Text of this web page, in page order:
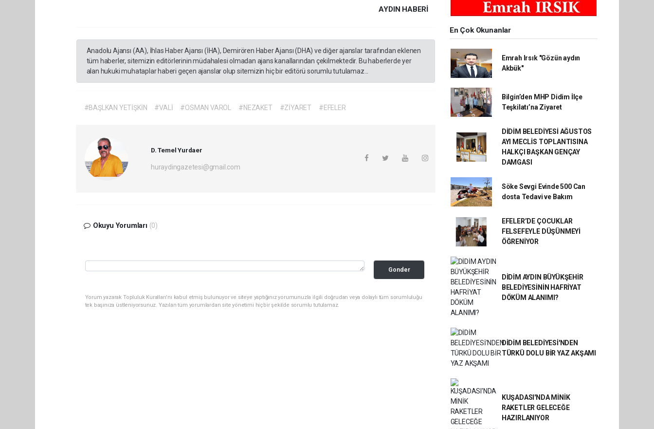
AYDIN HABERİ
Anadolu Ajansı (AA), İhlas Haber Ajansı (İHA), Demirören Haber Ajansı (DHA) ve diğer ajanslar tarafından eklenen
tüm haberler, sitemizin editörlerinin müdahalesi olmadan ajans kanallarından çekilmektedir. Bu haberlerde yer
alan hukuki muhataplar haberi geçen ajanslar olup sitemizin hiç bir editörü sorumlu tutulamaz...
#BAŞLKAN YETİŞKİN #VALİ #OSMAN VAROL #NEZAKET #ZİYARET #EFELER
D. Temel Yurdaer
huraydingazetesi@gmail.com
Okuyu Yorumları (0)
Gonder
Yorum yazarak Topluluk Kuralları’nı kabul etmiş bulunuyor ve siteye yaptığınız yorumunuzla ilgili doğrudan veya dolaylı tüm sorumluluğu
tek başınıza üstleniyorsunuz. Yazılan tüm yorumlardan site yönetimi hiçbir şekilde sorumlu tutulamaz.
En Çok Okunanlar
Emrah Irsık "Gözün aydın
Akbük"
Bilgin’den MHP Didim İlçe
Teşkilatı’na Ziyaret
DİDİM BELEDİYESİ AĞUSTOS
AYI MECLİS TOPLANTISINA
HALKÇI BAŞKAN GENÇAY
DAMGASI
Söke Sevgi Evinde 500 Can
dosta Tedavi ve Bakım
EFELER’DE ÇOCUKLAR
FELSEFEYLE DÜŞÜNMEYİ
ÖĞRENİYOR
DİDİM AYDIN BÜYÜKŞEHİR
BELEDİYESİNİN HAFRİYAT
DÖKÜM ALANIMI?
DİDİM BELEDİYESİ'NDEN
TÜRKÜ DOLU BİR YAZ AKŞAMI
KUŞADASI'NDA MİNİK
RAKETLER GELECEĞE
HAZIRLANIYOR